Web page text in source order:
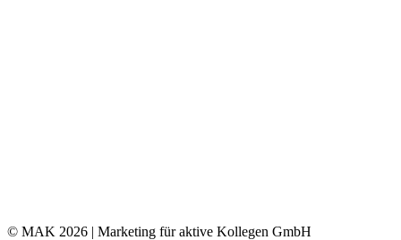
© MAK 2026 | Marketing für aktive Kollegen GmbH